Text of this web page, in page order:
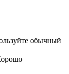
обычный